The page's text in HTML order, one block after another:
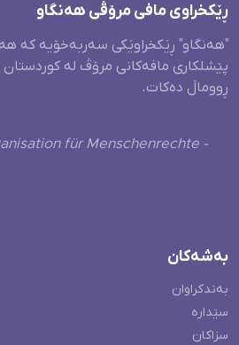
ڕێکخراوی مافی مرۆڤی هەنگاو
"هەنگاو" ڕێکخراوێکی سەربەخۆیە کە
پێشلکاری مافەکانی مرۆڤ لە
ڕووماڵ دەکات.
für Menschenrechte -
بەشەکان
بەندکراوان
سێدارە
سزاکان